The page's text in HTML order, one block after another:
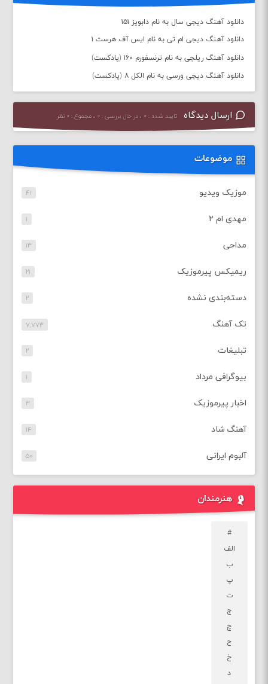
دانلود آهنگ دیجی سال به نام دابویز ۱۵۱
دانلود آهنگ دیجی ام تی به نام ایس آف هرست ۱
دانلود آهنگ ریلجی به نام ترنسفورم ۱۶۰ (پادکست)
دانلود آهنگ دیجی ورسی به نام الکل ۸ (پادکست)
ارسال دیدگاه تایید شده : ۰ ، در حال بررسی : ۰ ، مجموع : ۰ نظر
موضوعات
موزیک ویدیو ۴۱
مهدی ام ۲ ۱
مداحی ۱۳
ریمیکس پیرموزیک ۲۱
دسته‌بندی نشده ۲
تک آهنگ ۷,۷۷۳
تبلیغات ۲
بیوگرافی مرداد ۱
اخبار پیرموزیک ۳
آهنگ شاد ۱۴
آلبوم ایرانی ۵۰
هنرمندان
#
الف
ب
پ
ت
ج
چ
ح
خ
د